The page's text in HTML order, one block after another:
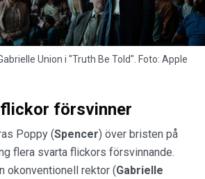
Union i "Truth Be Told". Foto: Apple
försvinner
Poppy (Spencer) över bristen på
flera svarta flickors försvinnande.
okonventionell rektor (Gabrielle